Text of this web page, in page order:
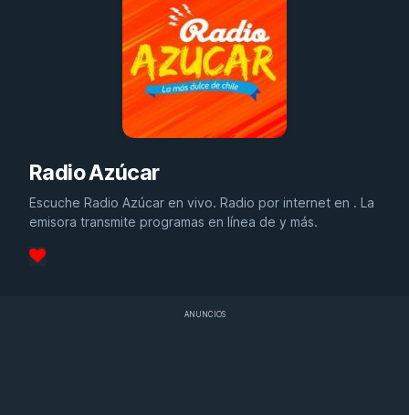
Radio Azúcar
Escuche Radio Azúcar en vivo. Radio por internet en . La
emisora transmite programas en línea de y más.
ANUNCIOS